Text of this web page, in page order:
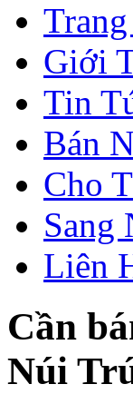
Giới
Tin
Bán
Cho
Sang
Liên
Cần
Núi